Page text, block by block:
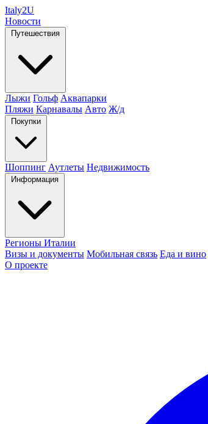
Italy2U
Новости
Путешествия
Лыжи Гольф Аквапарки
Пляжи Карнавалы Авто Ж/д
Покупки
Шоппинг Аутлеты Недвижимость
Информация
Регионы Италии
Визы и документы Мобильная связь Еда и вино
О проекте